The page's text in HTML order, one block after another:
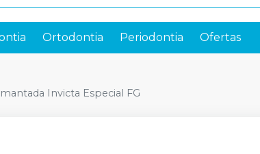
Ortodontia Periodontia Ofertas
Invicta Especial FG